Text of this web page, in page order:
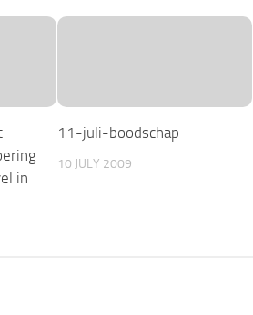
in
11-juli-boodschap
10 JULY 2009